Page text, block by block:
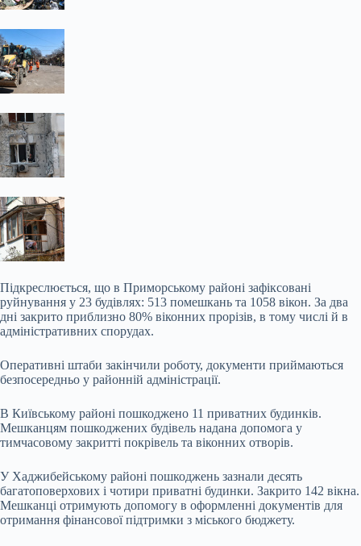
Підкреслюється, що в Приморському районі зафіксовані
руйнування у 23 будівлях: 513 помешкань та 1058 вікон. За два
дні закрито приблизно 80% віконних прорізів, в тому числі й в
адміністративних спорудах.
Оперативні штаби закінчили роботу, документи приймаються
безпосередньо у районній адміністрації.
В Київському районі пошкоджено 11 приватних будинків.
Мешканцям пошкоджених будівель надана допомога у
тимчасовому закритті покрівель та віконних отворів.
У Хаджибейському районі пошкоджень зазнали десять
багатоповерхових і чотири приватні будинки. Закрито 142 вікна.
Мешканці отримують допомогу в оформленні документів для
отримання фінансової підтримки з міського бюджету.